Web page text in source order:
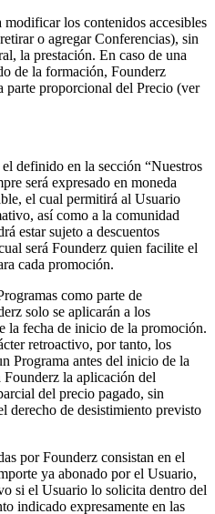
modificar los contenidos accesibles
o agregar Conferencias), sin
la prestación. En caso de una
de la formación, Founderz
parte proporcional del Precio (ver
definido en la sección “Nuestros
será expresado en moneda
el cual permitirá al Usuario
así como a la comunidad
estar sujeto a descuentos
será Founderz quien facilite el
cada promoción.
como parte de
solo se aplicarán a los
la fecha de inicio de la promoción.
retroactivo, por tanto, los
Programa antes del inicio de la
la aplicación del
del precio pagado, sin
derecho de desistimiento previsto
por Founderz consistan en el
ya abonado por el Usuario,
si el Usuario lo solicita dentro del
indicado expresamente en las